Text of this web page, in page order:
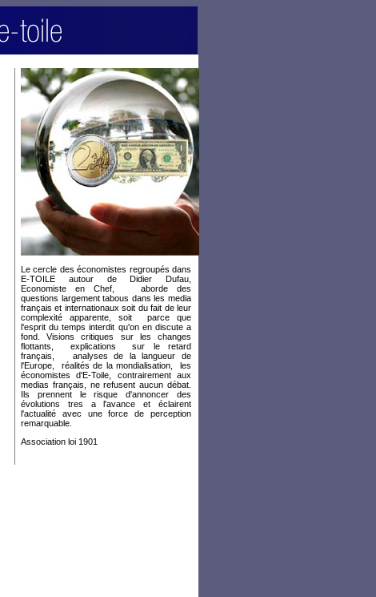
Le cercle des économistes regroupés dans
E-TOILE autour de Didier Dufau,
Economiste en Chef, aborde des
questions largement tabous dans les media
français et internationaux soit du fait de leur
complexité apparente, soit parce que
l'esprit du temps interdit qu'on en discute a
fond. Visions critiques sur les changes
flottants, explications sur le retard
français, analyses de la langueur de
l'Europe, réalités de la mondialisation, les
économistes d'E-Toile, contrairement aux
medias français, ne refusent aucun débat.
Ils prennent le risque d'annoncer des
évolutions tres a l'avance et éclairent
l'actualité avec une force de perception
remarquable.
Association loi 1901